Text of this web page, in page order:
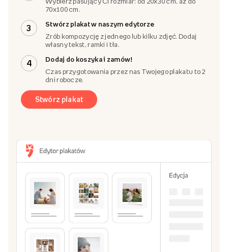
70x100 cm.
3
Stwórz plakat w naszym edytorze
Zrób kompozycję z jednego lub kilku zdjęć. Dodaj
własny tekst, ramki i tła.
4
Dodaj do koszyka i zamów!
Czas przygotowania przez nas Twojego plakatu to 2
dni robocze.
Stwórz plakat